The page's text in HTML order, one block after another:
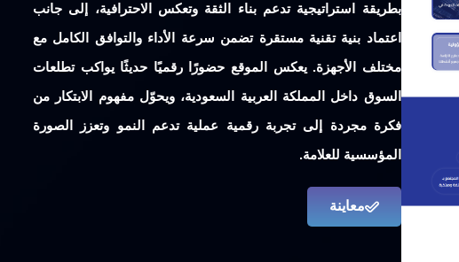
بطريقة استراتيجية تدعم بناء الثقة وتعكس الاحترافية، إلى جانب
اعتماد بنية تقنية مستقرة تضمن سرعة الأداء والتوافق الكامل مع
مختلف الأجهزة. يعكس الموقع حضورًا رقميًا حديثًا يواكب تطلعات
السوق داخل المملكة العربية السعودية، ويحوّل مفهوم الابتكار من
فكرة مجردة إلى تجربة رقمية عملية تدعم النمو وتعزز الصورة
المؤسسية للعلامة.
معاينة